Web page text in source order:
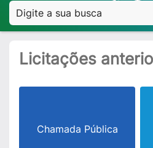
Licitações
Chamada Pública